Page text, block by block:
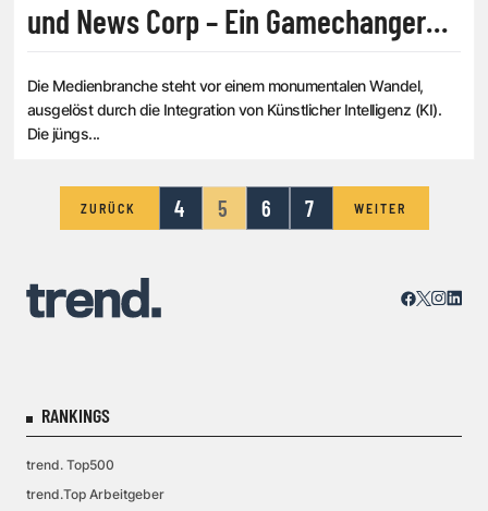
und News Corp – Ein Gamechanger
Die Medienbranche steht vor einem monumentalen Wandel,
ausgelöst durch die Integration von Künstlicher Intelligenz (KI).
Die jüngs...
ZURÜCK 4 5 6 7 WEITER
RANKINGS
trend. Top500
trend.Top Arbeitgeber